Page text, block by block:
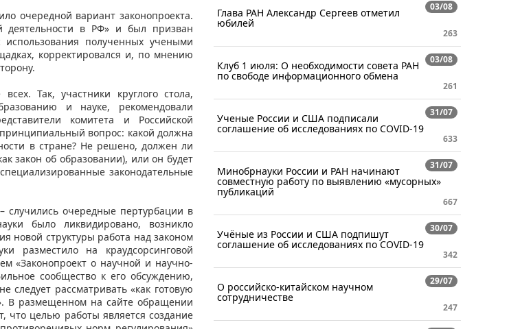
очередной вариант законопроекта.
деятельности в РФ» и был призван
использования полученных учеными
корректировался и, по мнению
Так, участники круглого стола,
и науке, рекомендовали
комитета и Российской
вопрос: какой должна
в стране? Не решено, должен ли
закон об образовании), или он будет
законодательные
случились очередные пертурбации в
было ликвидировано, возникло
новой структуры работа над законом
разместило на краудсорсинговой
«Законопроект о научной и научно-
сообщество к его обсуждению,
следует рассматривать «как готовую
В размещенном на сайте обращении
что целью работы является создание
03/08
Глава РАН Александр Сергеев отметил
юбилей
263
03/08
Клуб 1 июля: О необходимости совета РАН
по свободе информационного обмена
261
31/07
Ученые России и США подписали
соглашение об исследованиях по COVID-19
633
31/07
Минобрнауки России и РАН начинают
совместную работу по выявлению «мусорных»
публикаций
667
30/07
Учёные из России и США подпишут
соглашение об исследованиях по COVID-19
342
29/07
О российско-китайском научном
сотрудничестве
247